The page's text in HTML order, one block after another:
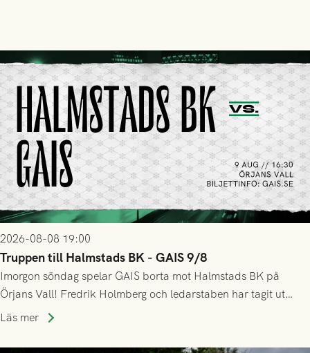
2026-08-08 19:00
Truppen till Halmstads BK - GAIS 9/8
Imorgon söndag spelar GAIS borta mot Halmstads BK på
Örjans Vall! Fredrik Holmberg och ledarstaben har tagit ut
följande trupp till matchen:
Läs mer